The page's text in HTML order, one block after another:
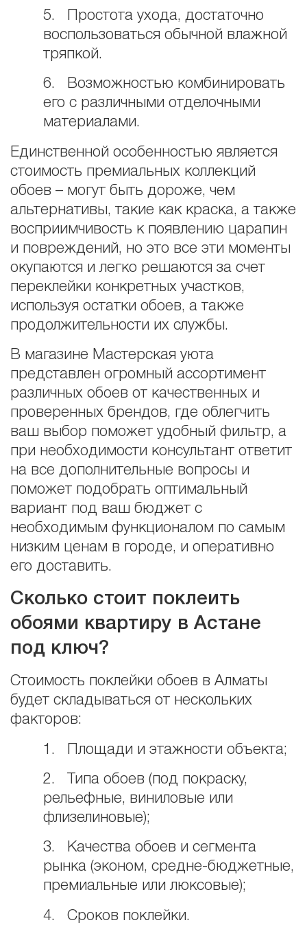
5. Простота ухода, достаточно
воспользоваться обычной влажной
тряпкой.
6. Возможностью комбинировать
его с различными отделочными
материалами.
Единственной особенностью является
стоимость премиальных коллекций
обоев – могут быть дороже, чем
альтернативы, такие как краска, а также
восприимчивость к появлению царапин
и повреждений, но это все эти моменты
окупаются и легко решаются за счет
переклейки конкретных участков,
используя остатки обоев, а также
продолжительности их службы.
В магазине Мастерская уюта
представлен огромный ассортимент
различных обоев от качественных и
проверенных брендов, где облегчить
ваш выбор поможет удобный фильтр, а
при необходимости консультант ответит
на все дополнительные вопросы и
поможет подобрать оптимальный
вариант под ваш бюджет с
необходимым функционалом по самым
низким ценам в городе, и оперативно
его доставить.
Сколько стоит поклеить
обоями квартиру в Астане
под ключ?
Стоимость поклейки обоев в Алматы
будет складываться от нескольких
факторов:
1. Площади и этажности объекта;
2. Типа обоев (под покраску,
рельефные, виниловые или
флизелиновые);
3. Качества обоев и сегмента
рынка (эконом, средне-бюджетные,
премиальные или люксовые);
4. Сроков поклейки.